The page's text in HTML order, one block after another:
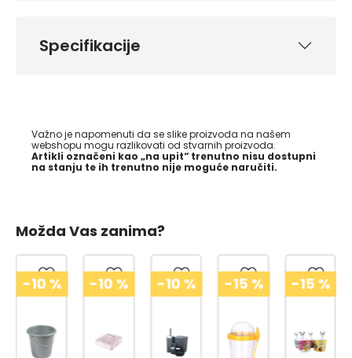
Specifikacije
Važno je napomenuti da se slike proizvoda na našem
webshopu mogu razlikovati od stvarnih proizvoda.
Artikli označeni kao „na upit“ trenutno nisu dostupni
na stanju te ih trenutno nije moguće naručiti.
Možda Vas zanima?
-10 % -10 % -10 % -15 % -15 %